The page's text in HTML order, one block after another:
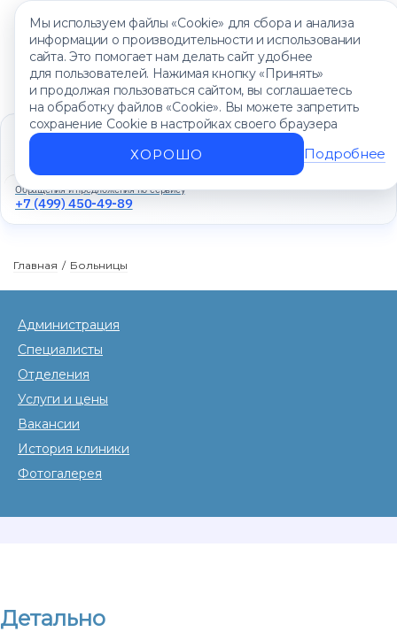
Мы используем файлы «Cookie» для сбора и анализа
информации о производительности и использовании
сайта. Это помогает нам делать сайт удобнее
для пользователей. Нажимая кнопку «Принять»
и продолжая пользоваться сайтом, вы соглашаетесь
на обработку файлов «Cookie». Вы можете запретить
сохранение Cookie в настройках своего браузера
ХОРОШО Подробнее
Единый контакт-центр
+7 (499) 450-88-89
Ежедневно с 8:00 до 20:00
Обращения и предложения по сервису
+7 (499) 450-49-89
Главная / Больницы
Детально
Администрация
Специалисты
Отделения
Услуги и цены
Вакансии
История клиники
Фотогалерея